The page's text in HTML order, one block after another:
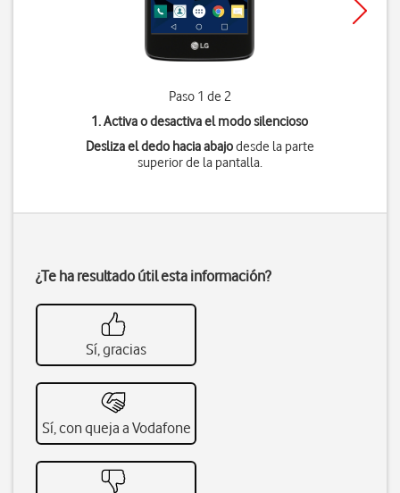
Paso 1 de 2
1. Activa o desactiva el modo silencioso
Desliza el dedo hacia abajodesde la parte
superior de la pantalla.
¿Te ha resultado útil esta información?
Sí, gracias
Sí, con queja a Vodafone